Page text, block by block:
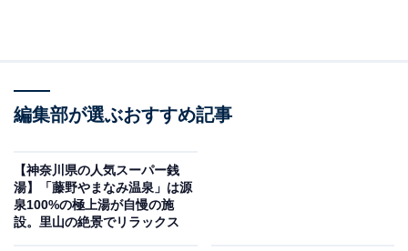
「スパ・リブール ヨコハマ」公式Webサイトより
編集部が選ぶおすすめ記事
【神奈川県の人気スーパー銭
湯】「藤野やまなみ温泉」は源
泉100%の極上湯が自慢の施
設。里山の絶景でリラックス